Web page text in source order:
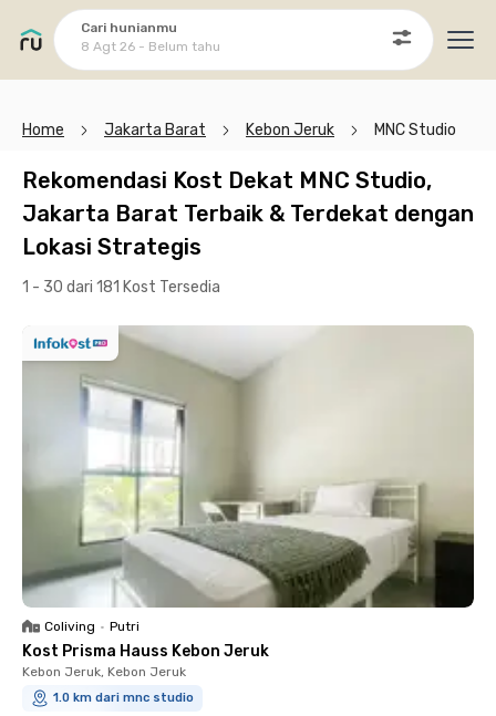
Cari hunianmu
8 Agt 26 - Belum tahu
Home Jakarta Barat Kebon Jeruk MNC Studio
Rekomendasi Kost Dekat MNC Studio,
Jakarta Barat Terbaik & Terdekat dengan
Lokasi Strategis
1 - 30 dari 181 Kost Tersedia
Coliving • Putri
Kost Prisma Hauss Kebon Jeruk
Kebon Jeruk, Kebon Jeruk
1.0 km dari mnc studio